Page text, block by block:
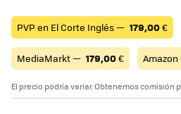
PVP en El Corte Inglés — 179,00€
MediaMarkt — 179,00€
El precio podría variar. Obtenemos comisión